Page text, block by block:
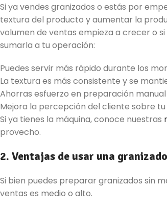
Si ya vendes granizados o estás por
textura del producto y aumentar la
volumen de ventas empieza a crecer o
sumarla a tu operación:
Puedes servir más rápido durante los
La textura es más consistente y se
Ahorras esfuerzo en preparación
Mejora la percepción del cliente sobre
Si ya tienes la máquina, conoce nuestras
provecho.
2. Ventajas de usar una
Si bien puedes preparar granizados sin
ventas es medio o alto.